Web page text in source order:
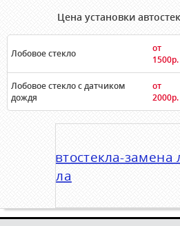
Цена установки
Лобовое стекло
от
1500р.
Лобовое стекло с датчиком
дождя
от
2000р.